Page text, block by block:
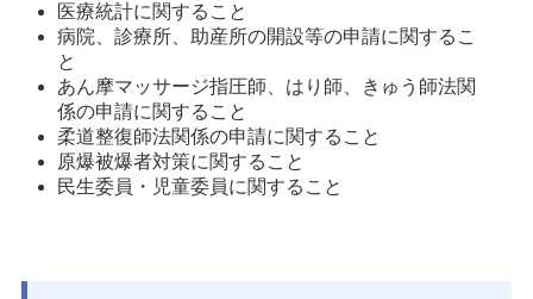
医療統計に関すること
病院、診療所、助産所の開設等の申請に関するこ
と
あん摩マッサージ指圧師、はり師、きゅう師法関
係の申請に関すること
柔道整復師法関係の申請に関すること
原爆被爆者対策に関すること
民生委員・児童委員に関すること